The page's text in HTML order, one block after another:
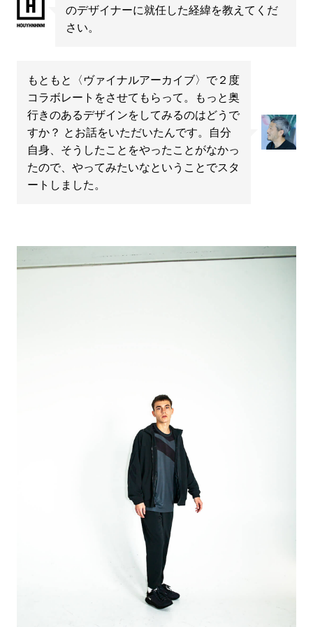
のデザイナーに就任した経緯を教えてくだ
さい。
もともと〈ヴァイナルアーカイブ〉で２度
コラボレートをさせてもらって。もっと奥
行きのあるデザインをしてみるのはどうで
すか？ とお話をいただいたんです。自分
自身、そうしたことをやったことがなかっ
たので、やってみたいなということでスタ
ートしました。